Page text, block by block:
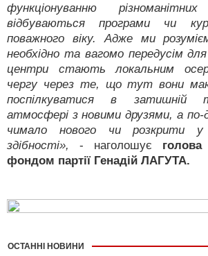
функціонуванню
відбуваються програми чи
поважного віку. Адже ми
необхідно та вагомо передусім для
центри стають локальним
чергу через те, що тут вони
поспілкуватися в затишній
атмосфері з новими друзями, а по-
чимало нового чи розкрити у
здібності», - наголошує
фондом партії Генадій ЛАГУТА.
ОСТАННІ НОВИНИ